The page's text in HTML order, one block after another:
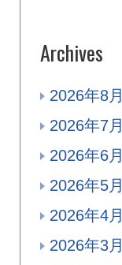
Archives
2026年8月
2026年7月
2026年6月
2026年5月
2026年4月
2026年3月